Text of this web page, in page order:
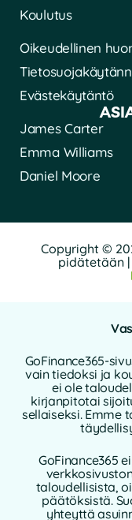
Koulutus
Oikeudellinen
Evästekäytäntö
James Carter
Emma Williams
Daniel Moore
Copyright ©
pidätetään
GoFinance365-
vain tiedoksi ja
ei ole
kirjanpitotai
sellaiseksi. Emme
GoFinance365
taloudellisista,
päätöksistä.
yhteyttä